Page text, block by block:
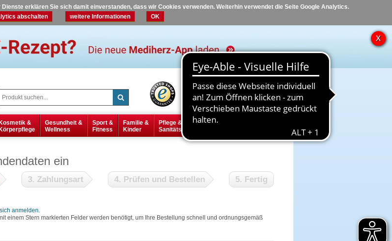
erklären Sie sich damit einverstanden, dass wir Cookies verwenden. Weiterhin verwendet die Seite Google Analytics.
abschalten
weitere Informationen OK
Hilfe Kontakt
Kosmetik &
Körperpflege
Gesundheit &
Wellness
Sport &
Fitness
Familie &
Kinder
Pflege &
Sanitätsbedarf
Diabetes
ein
3. Zahlungsart 4. Prüfen und Bestellen 5. Fertig
anmelden.
einem Stern markierten Felder werden benötigt, um Ihre Bestellung schnell und ordnungsgemäß